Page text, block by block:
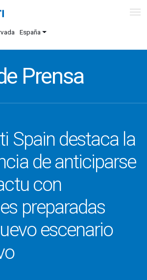
España
Prensa
Spain destaca la
de anticiparse
con
preparadas
escenario